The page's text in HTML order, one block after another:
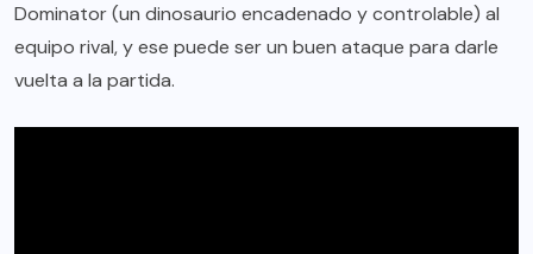
Dominator (un dinosaurio encadenado y controlable) al
equipo rival, y ese puede ser un buen ataque para darle
vuelta a la partida.